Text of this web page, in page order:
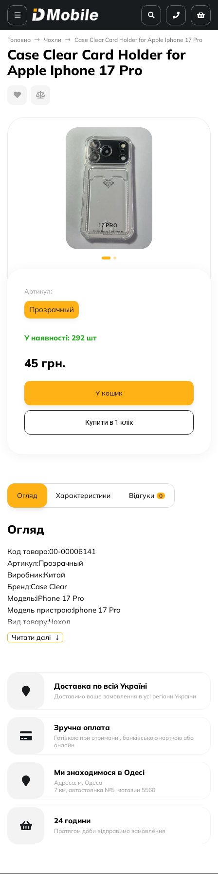
Головна Чохли Case Clear Card Holder for Apple Iphone 17 Pro
Case Clear Card Holder for
Apple Iphone 17 Pro
Артикул:
Прозрачный
У наявності: 292 шт
45 грн.
У кошик
Купити в 1 клік
Огляд Характеристики Відгуки 0
Огляд
Код товара:00-00006141
Артикул:Прозрачный
Виробник:Китай
Бренд:Case Clear
Модель:iPhone 17 Pro
Модель пристрою:Iphone 17 Pro
Вид товару:Чохол
Форм-фактор:Накладка
Тип матеріалу:Силікон
Читати далі
Доставка по всій Україні
Доставимо ваше замовлення в усі регіони України
Зручна оплата
Готівкою при отриманні, банківською карткою або
онлайн
Ми знаходимося в Одесі
Адреса: м. Одеса
7 км, автостоянка №5, магазин 5560
24 години
Протягом доби відправимо замовлення